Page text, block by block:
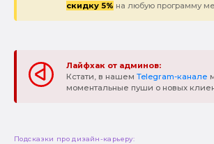
скидку 5% на любую программу
Лайфхак от админов:
Кстати, в нашем Telegram-канале
моментальные пуши о новых
Подсказки про дизайн-карьеру: